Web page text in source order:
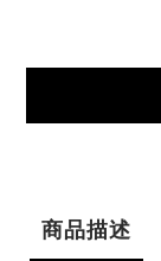
商品描述